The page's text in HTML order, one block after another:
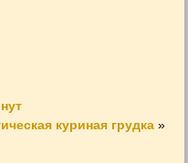
куриная грудка»